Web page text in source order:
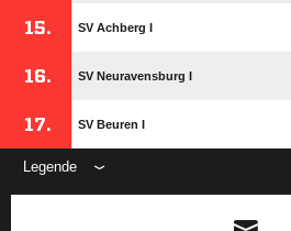
15. SV Achberg I
16. SV Neuravensburg I
17. SV Beuren I
Legende
ANZEIGE